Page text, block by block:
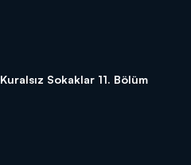
Kuralsız Sokaklar 11. Bölüm